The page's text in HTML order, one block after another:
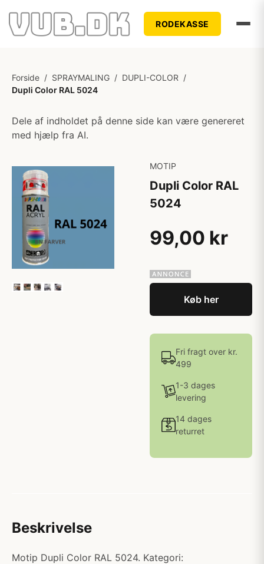
RODEKASSE
Forside / SPRAYMALING / DUPLI-COLOR /
Dupli Color RAL 5024
Dele af indholdet på denne side kan være genereret
med hjælp fra AI.
MOTIP
Dupli Color RAL
5024
99,00 kr
Køb her
Fri fragt over kr.
499
1-3 dages
levering
14 dages
returret
Beskrivelse
Motip Dupli Color RAL 5024. Kategori: